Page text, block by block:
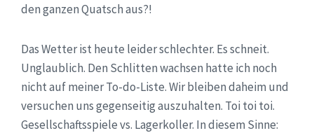
den ganzen Quatsch aus?!
Das Wetter ist heute leider schlechter. Es schneit.
Unglaublich. Den Schlitten wachsen hatte ich noch
nicht auf meiner To-do-Liste. Wir bleiben daheim und
versuchen uns gegenseitig auszuhalten. Toi toi toi.
Gesellschaftsspiele vs. Lagerkoller. In diesem Sinne: